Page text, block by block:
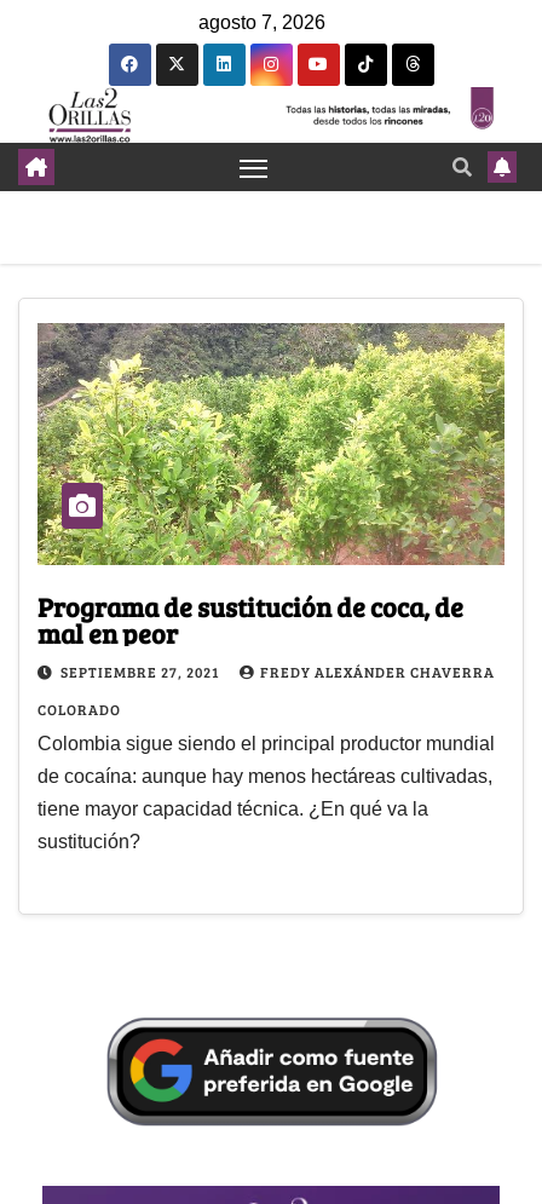
agosto 7, 2026
Programa de sustitución de coca, de
mal en peor
SEPTIEMBRE 27, 2021
FREDY ALEXÁNDER CHAVERRA
COLORADO
Colombia sigue siendo el principal productor mundial
de cocaína: aunque hay menos hectáreas cultivadas,
tiene mayor capacidad técnica. ¿En qué va la
sustitución?